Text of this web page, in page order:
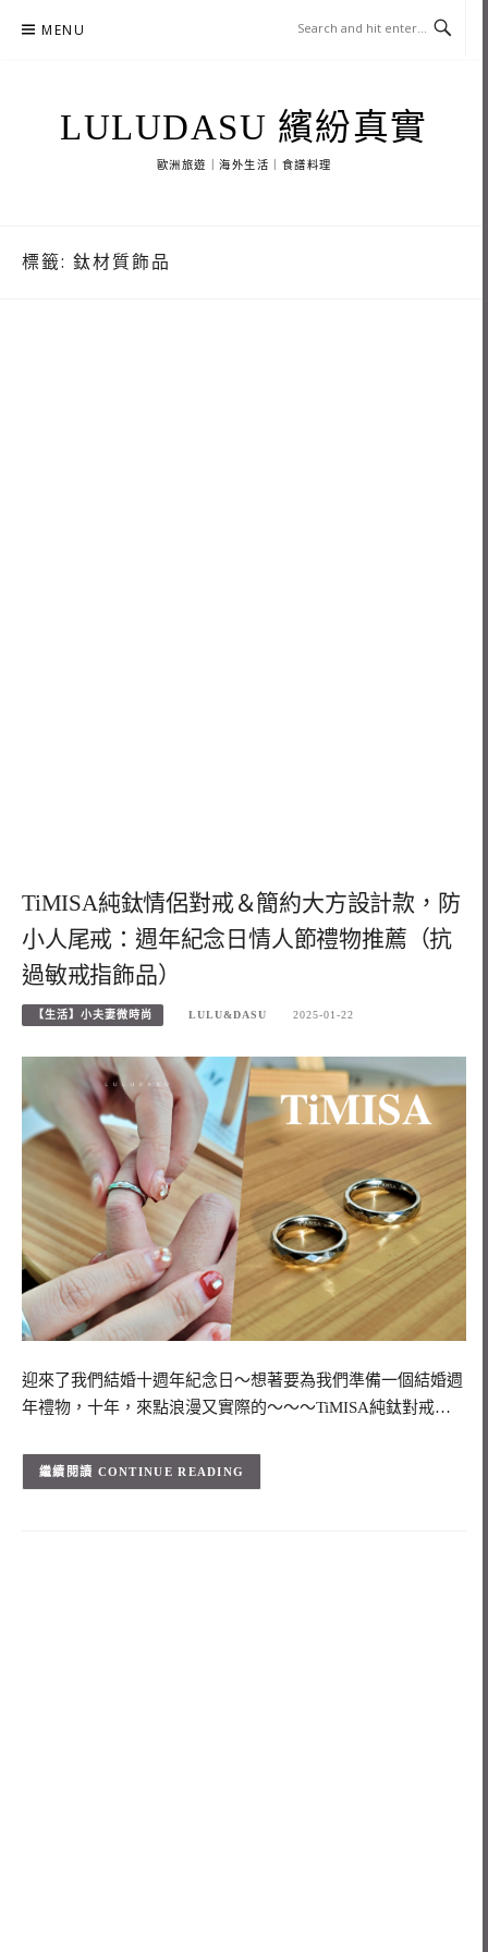
MENU
LULUDASU 繽紛真實
歐洲旅遊｜海外生活｜食譜料理
標籤: 鈦材質飾品
TiMISA純鈦情侶對戒＆簡約大方設計款，防
小人尾戒：週年紀念日情人節禮物推薦（抗
過敏戒指飾品）
【生活】小夫妻微時尚 LULU&DASU 2025-01-22
迎來了我們結婚十週年紀念日～想著要為我們準備一個結婚週
年禮物，十年，來點浪漫又實際的～～～TiMISA純鈦對戒…
CONTINUE READING